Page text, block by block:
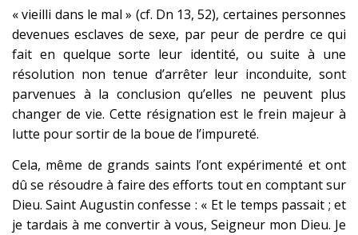
« vieilli dans le mal » (cf. Dn 13, 52), certaines personnes
devenues esclaves de sexe, par peur de perdre ce qui
fait en quelque sorte leur identité, ou suite à une
résolution non tenue d’arrêter leur inconduite, sont
parvenues à la conclusion qu’elles ne peuvent plus
changer de vie. Cette résignation est le frein majeur à
lutte pour sortir de la boue de l’impureté.
Cela, même de grands saints l’ont expérimenté et ont
dû se résoudre à faire des efforts tout en comptant sur
Dieu. Saint Augustin confesse : « Et le temps passait ; et
je tardais à me convertir à vous, Seigneur mon Dieu. Je